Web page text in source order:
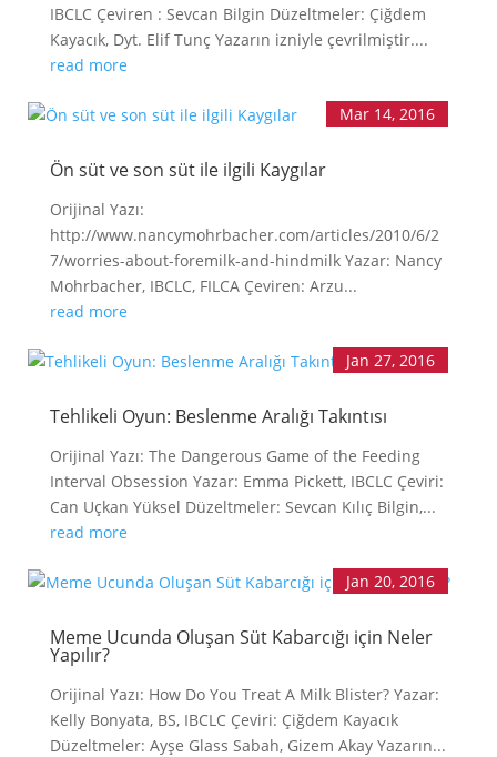
IBCLC Çeviren : Sevcan Bilgin Düzeltmeler: Çiğdem
Kayacık, Dyt. Elif Tunç Yazarın izniyle çevrilmiştir....
read more
Ön süt ve son süt ile ilgili Kaygılar
Mar 14, 2016
Orijinal Yazı:
http://www.nancymohrbacher.com/articles/2010/6/2
7/worries-about-foremilk-and-hindmilk Yazar: Nancy
Mohrbacher, IBCLC, FILCA Çeviren: Arzu...
read more
Tehlikeli Oyun: Beslenme Aralığı Takıntısı
Jan 27, 2016
Orijinal Yazı: The Dangerous Game of the Feeding
Interval Obsession Yazar: Emma Pickett, IBCLC Çeviri:
Can Uçkan Yüksel Düzeltmeler: Sevcan Kılıç Bilgin,...
read more
Meme Ucunda Oluşan Süt Kabarcığı için Neler
Yapılır?
Jan 20, 2016
Orijinal Yazı: How Do You Treat A Milk Blister? Yazar:
Kelly Bonyata, BS, IBCLC Çeviri: Çiğdem Kayacık
Düzeltmeler: Ayşe Glass Sabah, Gizem Akay Yazarın...